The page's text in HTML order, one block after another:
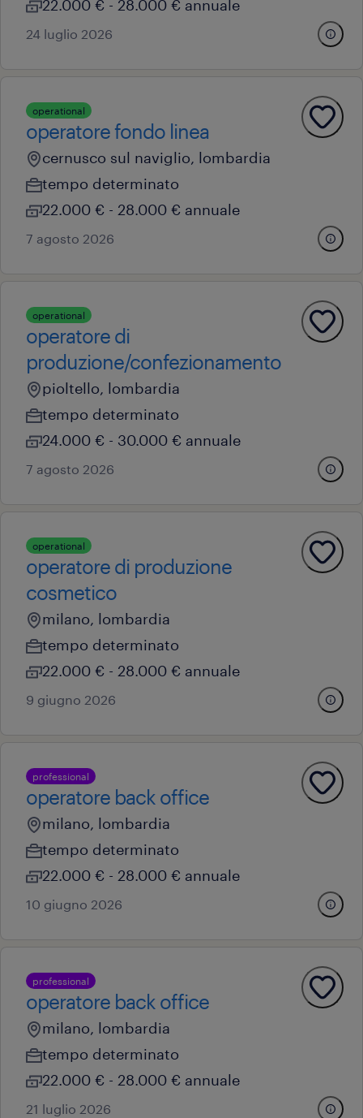
22.000 € - 28.000 € annuale
24 luglio 2026
operational
operatore fondo linea
cernusco sul naviglio, lombardia
tempo determinato
22.000 € - 28.000 € annuale
7 agosto 2026
operational
operatore di
produzione/confezionamento
pioltello, lombardia
tempo determinato
24.000 € - 30.000 € annuale
7 agosto 2026
operational
operatore di produzione
cosmetico
milano, lombardia
tempo determinato
22.000 € - 28.000 € annuale
9 giugno 2026
professional
operatore back office
milano, lombardia
tempo determinato
22.000 € - 28.000 € annuale
10 giugno 2026
professional
operatore back office
milano, lombardia
tempo determinato
22.000 € - 28.000 € annuale
21 luglio 2026